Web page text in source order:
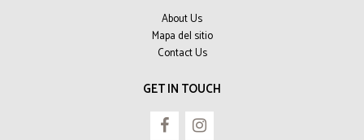
About Us
Mapa del sitio
Contact Us
GET IN TOUCH